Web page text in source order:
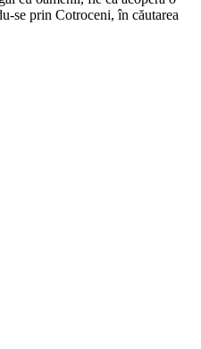
se prin Cotroceni, în căutarea